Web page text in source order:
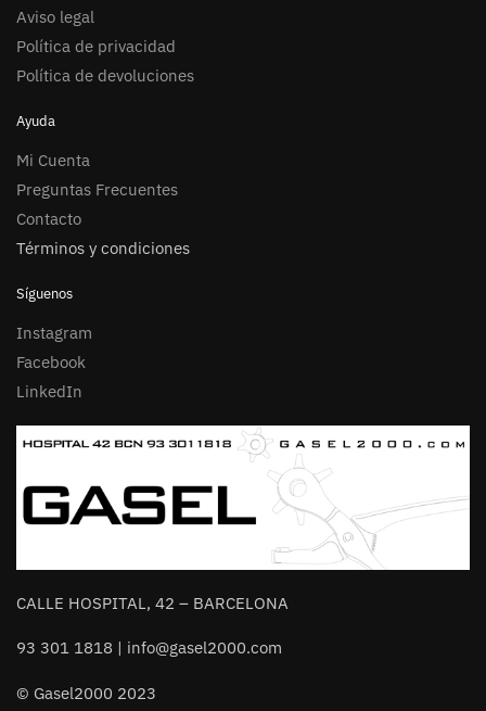
Aviso legal
Política de privacidad
Política de devoluciones
Ayuda
Mi Cuenta
Preguntas Frecuentes
Contacto
Términos y condiciones
Síguenos
Instagram
Facebook
LinkedIn
CALLE HOSPITAL, 42 – BARCELONA
93 301 1818 | info@gasel2000.com
© Gasel2000 2023